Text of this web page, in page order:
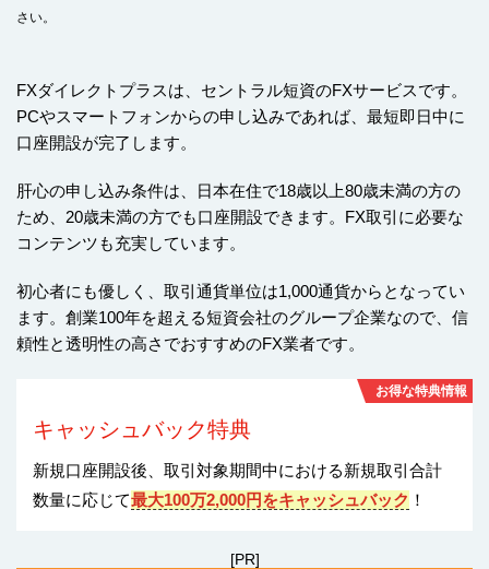
さい。
FXダイレクトプラスは、セントラル短資のFXサービスです。
PCやスマートフォンからの申し込みであれば、最短即日中に
口座開設が完了します。
肝心の申し込み条件は、日本在住で18歳以上80歳未満の方の
ため、20歳未満の方でも口座開設できます。FX取引に必要な
コンテンツも充実しています。
初心者にも優しく、取引通貨単位は1,000通貨からとなってい
ます。創業100年を超える短資会社のグループ企業なので、信
頼性と透明性の高さでおすすめのFX業者です。
お得な特典情報
キャッシュバック特典
新規口座開設後、取引対象期間中における新規取引合計
数量に応じて最大100万2,000円をキャッシュバック ！
[PR]